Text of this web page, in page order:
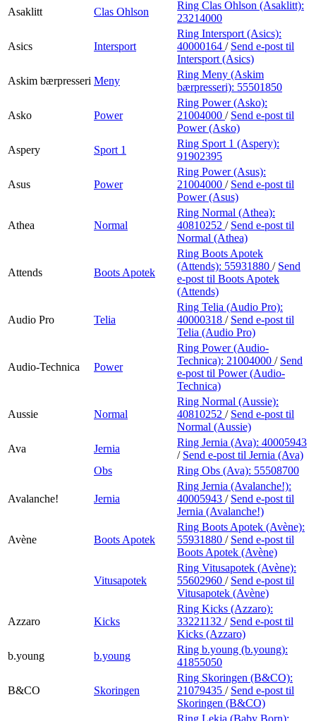
Asaklitt Clas Ohlson
Ring Clas Ohlson (Asaklitt):
23214000
Asics Intersport
Ring Intersport (Asics):
40000164 / Send e-post til
Intersport (Asics)
Askim bærpresseri Meny
Ring Meny (Askim
bærpresseri): 55501850
Asko Power
Ring Power (Asko):
21004000 / Send e-post til
Power (Asko)
Aspery
Sport 1
Ring Sport 1 (Aspery):
91902395
Asus Power
Ring Power (Asus):
21004000 / Send e-post til
Power (Asus)
Athea Normal
Ring Normal (Athea):
40810252 / Send e-post til
Normal (Athea)
Attends Boots Apotek
Ring Boots Apotek
(Attends): 55931880 / Send
e-post til Boots Apotek
(Attends)
Audio Pro Telia
Ring Telia (Audio Pro):
40000318 / Send e-post til
Telia (Audio Pro)
Audio-Technica Power
Ring Power (Audio-
Technica): 21004000 / Send
e-post til Power (Audio-
Technica)
Aussie Normal
Ring Normal (Aussie):
40810252 / Send e-post til
Normal (Aussie)
Ava
Jernia
Ring Jernia (Ava): 40005943
/ Send e-post til Jernia (Ava)
Obs
Ring Obs (Ava): 55508700
Avalanche! Jernia
Ring Jernia (Avalanche!):
40005943 / Send e-post til
Jernia (Avalanche!)
Avène Boots Apotek
Ring Boots Apotek (Avène):
55931880 / Send e-post til
Boots Apotek (Avène)
Vitusapotek
Ring Vitusapotek (Avène):
55602960 / Send e-post til
Vitusapotek (Avène)
Azzaro Kicks
Ring Kicks (Azzaro):
33221132 / Send e-post til
Kicks (Azzaro)
b.young
b.young
Ring b.young (b.young):
41855050
B&CO Skoringen
Ring Skoringen (B&CO):
21079435 / Send e-post til
Skoringen (B&CO)
Ring Lekia (Baby Born):